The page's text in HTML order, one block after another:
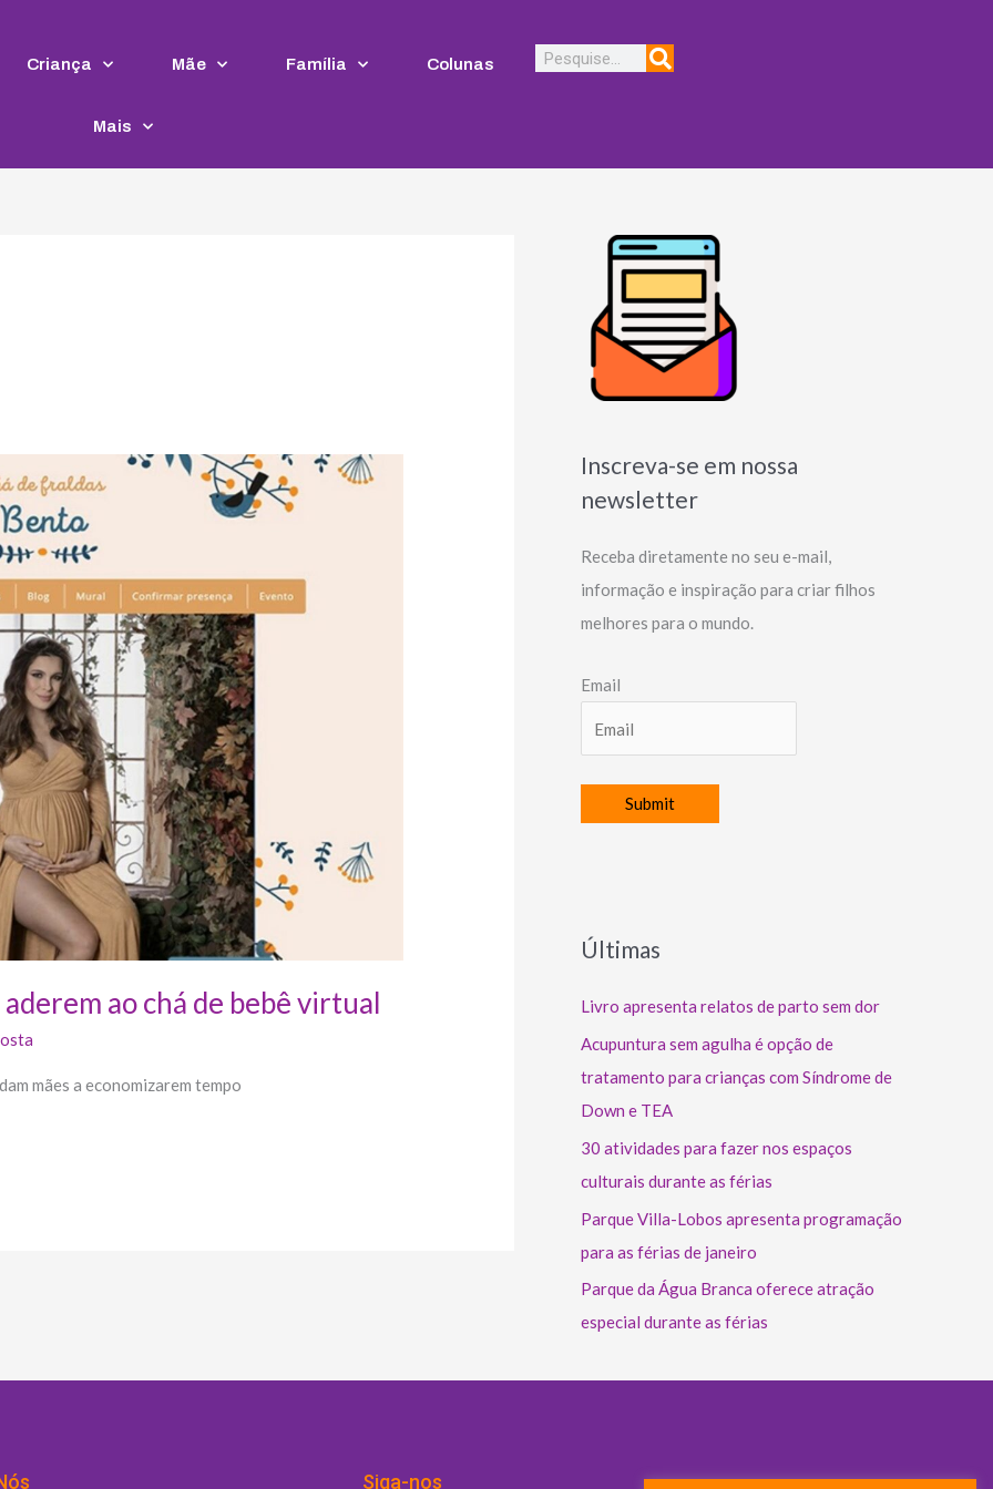
Criança Mãe Família Colunas
Mais
ao chá de bebê virtual
mães a economizarem tempo
Inscreva-se em nossa
newsletter
Receba diretamente no seu e-mail,
informação e inspiração para criar filhos
melhores para o mundo.
Email
Últimas
Livro apresenta relatos de parto sem dor
Acupuntura sem agulha é opção de
tratamento para crianças com Síndrome de
Down e TEA
30 atividades para fazer nos espaços
culturais durante as férias
Parque Villa-Lobos apresenta programação
para as férias de janeiro
Parque da Água Branca oferece atração
especial durante as férias
Siga-nos